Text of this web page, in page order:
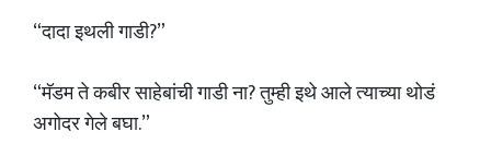
“दादा इथली गाडी?”
“मॅडम ते कबीर साहेबांची गाडी ना? तुम्ही इथे आले त्याच्या थोडं
अगोदर गेले बघा.”